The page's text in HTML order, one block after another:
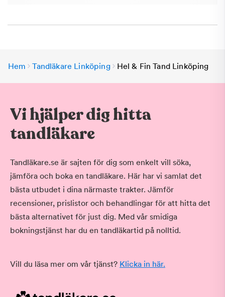
Hem Tandläkare Linköping Hel & Fin Tand Linköping
Vi hjälper dig hitta
tandläkare
Tandläkare.se är sajten för dig som enkelt vill söka,
jämföra och boka en tandläkare. Här har vi samlat det
bästa utbudet i dina närmaste trakter. Jämför
recensioner, prislistor och behandlingar för att hitta det
bästa alternativet för just dig. Med vår smidiga
bokningstjänst har du en tandläkartid på nolltid.
Vill du läsa mer om vår tjänst? Klicka in här.